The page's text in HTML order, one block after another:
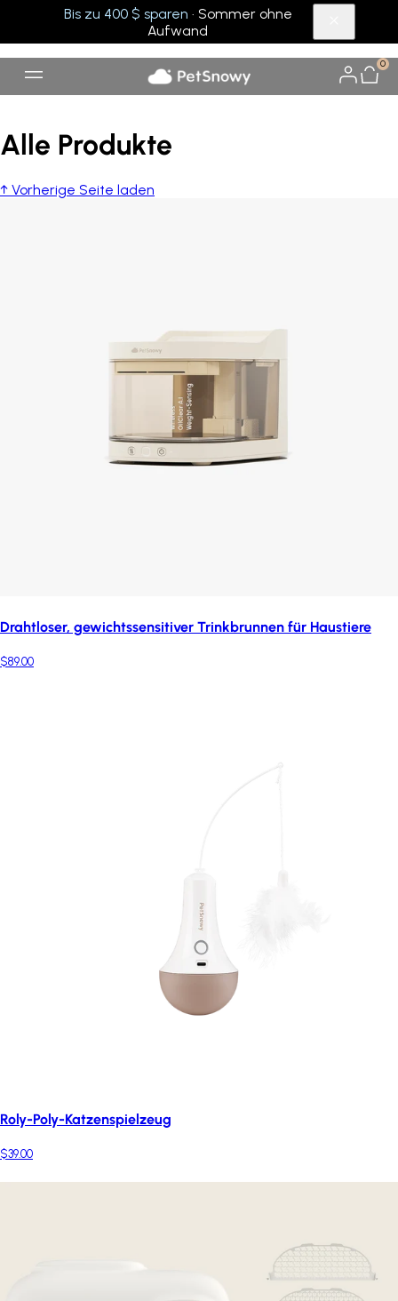
Bis zu 400 $ sparen · Sommer ohne
Aufwand
0
Alle Produkte
↑ Vorherige Seite laden
Drahtloser, gewichtssensitiver Trinkbrunnen für Haustiere
$89.00
Roly-Poly-Katzenspielzeug
$39.00